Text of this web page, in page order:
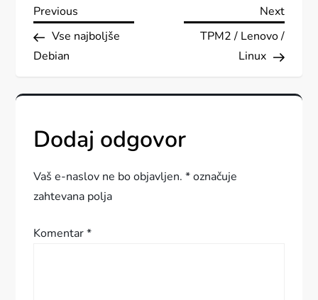
N
a
g
a
Previous
Post
Previous
Vse najboljše
Debian
Next
Post
Next
TPM2 / Lenovo /
Linux
Dodaj odgovor
Vaš e-naslov ne bo objavljen. *označuje
zahtevana polja
Komentar*